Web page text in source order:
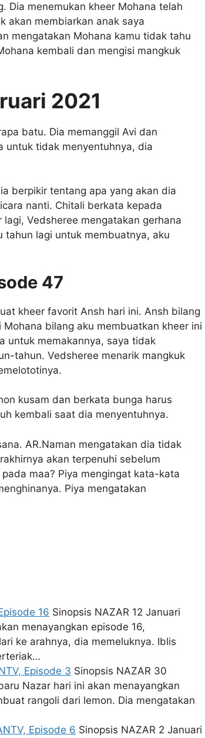
Dia menemukan kheer Mohana telah
akan membiarkan anak saya
mengatakan Mohana kamu tidak tahu
kembali dan mengisi mangkuk
2021
batu. Dia memanggil Avi dan
untuk tidak menyentuhnya, dia
berpikir tentang apa yang akan dia
nanti. Chitali berkata kepada
Vedsheree mengatakan gerhana
tahun lagi untuk membuatnya, aku
47
kheer favorit Ansh hari ini. Ansh bilang
bilang aku membuatkan kheer ini
untuk memakannya, saya tidak
tahun. Vedsheree menarik mangkuk
kusam dan berkata bunga harus
kembali saat dia menyentuhnya.
AR.Naman mengatakan dia tidak
akan terpenuhi sebelum
maa? Piya mengingat kata-kata
Piya mengatakan
16 Sinopsis NAZAR 12 Januari
menayangkan episode 16,
ke arahnya, dia memeluknya. Iblis
Episode 3 Sinopsis NAZAR 30
Nazar hari ini akan menayangkan
rangoli dari lemon. Dia mengatakan
Episode 6 Sinopsis NAZAR 2 Januari